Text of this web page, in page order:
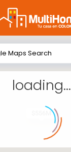
$556M
loading...
My Location